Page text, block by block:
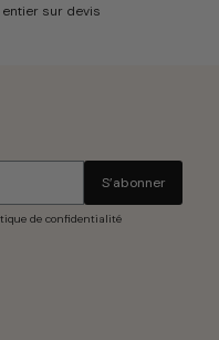
sur devis
S’abonner
de confidentialité